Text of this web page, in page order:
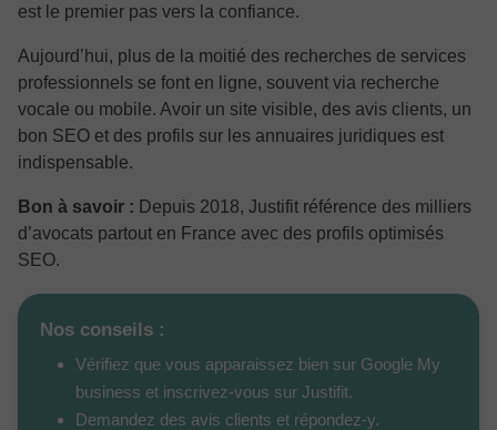
est le premier pas vers la confiance.
Aujourd’hui, plus de la moitié des recherches de services
professionnels se font en ligne, souvent via recherche
vocale ou mobile. Avoir un site visible, des avis clients, un
bon SEO et des profils sur les annuaires juridiques est
indispensable.
Bon à savoir : Depuis 2018, Justifit référence des milliers
d’avocats partout en France avec des profils optimisés
SEO.
Nos conseils :
Vérifiez que vous apparaissez bien sur Google My
business et inscrivez-vous sur Justifit.
Demandez des avis clients et répondez-y.